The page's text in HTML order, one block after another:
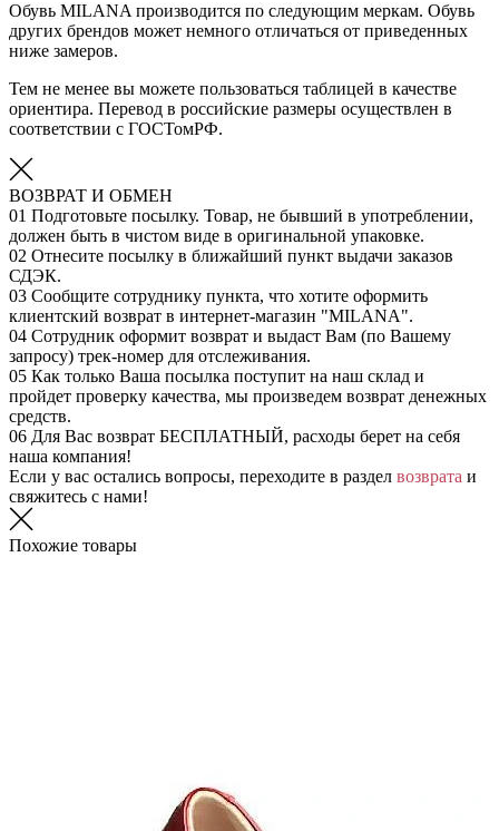
Обувь MILANA производится по следующим меркам. Обувь
других брендов может немного отличаться от приведенных
ниже замеров.
Тем не менее вы можете пользоваться таблицей в качестве
ориентира. Перевод в российские размеры осуществлен в
соответствии с ГОСТомРФ.
ВОЗВРАТ И ОБМЕН
01 Подготовьте посылку. Товар, не бывший в употреблении,
должен быть в чистом виде в оригинальной упаковке.
02 Отнесите посылку в ближайший пункт выдачи заказов
СДЭК.
03 Сообщите сотруднику пункта, что хотите оформить
клиентский возврат в интернет-магазин "MILANA".
04 Сотрудник оформит возврат и выдаст Вам (по Вашему
запросу) трек-номер для отслеживания.
05 Как только Ваша посылка поступит на наш склад и
пройдет проверку качества, мы произведем возврат денежных
средств.
06 Для Вас возврат БЕСПЛАТНЫЙ, расходы берет на себя
наша компания!
Если у вас остались вопросы, переходите в раздел возврата и
свяжитесь с нами!
Похожие товары